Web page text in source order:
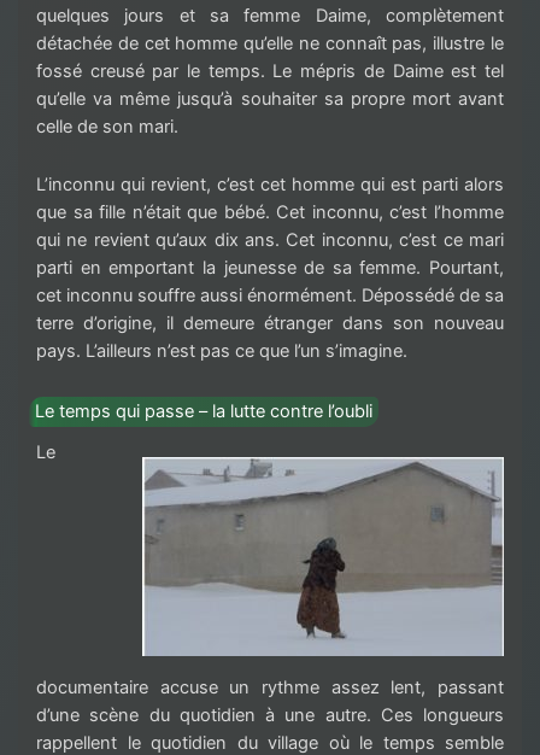
quelques jours et sa femme Daime, complètement
détachée de cet homme qu’elle ne connaît pas, illustre le
fossé creusé par le temps. Le mépris de Daime est tel
qu’elle va même jusqu’à souhaiter sa propre mort avant
celle de son mari.
L’inconnu qui revient, c’est cet homme qui est parti alors
que sa fille n’était que bébé. Cet inconnu, c’est l’homme
qui ne revient qu’aux dix ans. Cet inconnu, c’est ce mari
parti en emportant la jeunesse de sa femme. Pourtant,
cet inconnu souffre aussi énormément. Dépossédé de sa
terre d’origine, il demeure étranger dans son nouveau
pays. L’ailleurs n’est pas ce que l’un s’imagine.
Le temps qui passe – la lutte contre l’oubli
Le
documentaire accuse un rythme assez lent, passant
d’une scène du quotidien à une autre. Ces longueurs
rappellent le quotidien du village où le temps semble